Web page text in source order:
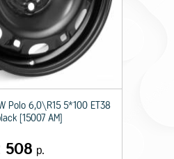
Polo 6,0\R15 5*100 ET38
[15007 AM]
508 р.